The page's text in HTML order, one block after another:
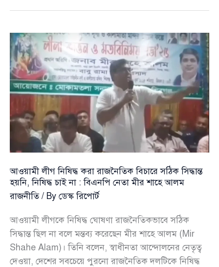
জনগণের
কাছেই
জবাবদিহি
করতে
হবে:
সরকার
আওয়ামী লীগ নিষিদ্ধ করা রাজনৈতিক বিচারে সঠিক সিদ্ধান্ত
হয়নি, নিষিদ্ধ চাই না : বিএনপি নেতা মীর শাহে আলম
রাজনীতি/ By ডেস্ক রিপোর্ট
আওয়ামী লীগকে নিষিদ্ধ ঘোষণা রাজনৈতিকভাবে সঠিক
সিদ্ধান্ত ছিল না বলে মন্তব্য করেছেন মীর শাহে আলম (Mir
Shahe Alam)। তিনি বলেন, স্বাধীনতা আন্দোলনের নেতৃত্ব
দেওয়া, দেশের সবচেয়ে পুরনো রাজনৈতিক দলটিকে নিষিদ্ধ